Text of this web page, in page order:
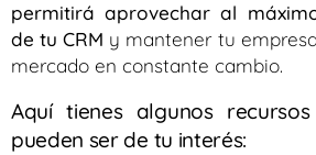
permitirá aprovechar al
de tu CRM y mantener tu
mercado en constante cambio.
Aquí tienes algunos
pueden ser de tu interés: